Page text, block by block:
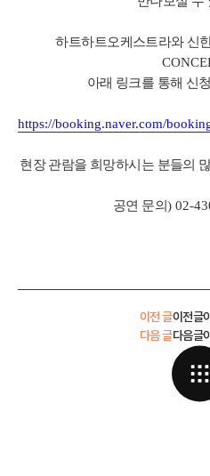
하트하트오케스트라와 신
아래 링크를 통해 신
https://booking.naver.com/
현장 관람을 희망하시는 분들의
공연 문의) 02-
이전 글이전글
다음글
다음 글